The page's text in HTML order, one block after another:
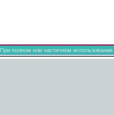
При полном или частичном